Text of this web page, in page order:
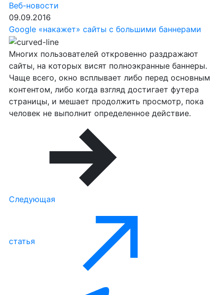
Веб-новости
09.09.2016
Google «накажет» сайты с большими баннерами
Многих пользователей откровенно раздражают
сайты, на которых висят полноэкранные баннеры.
Чаще всего, окно всплывает либо перед основным
контентом, либо когда взгляд достигает футера
страницы, и мешает продолжить просмотр, пока
человек не выполнит определенное действие.
Следующая
статья